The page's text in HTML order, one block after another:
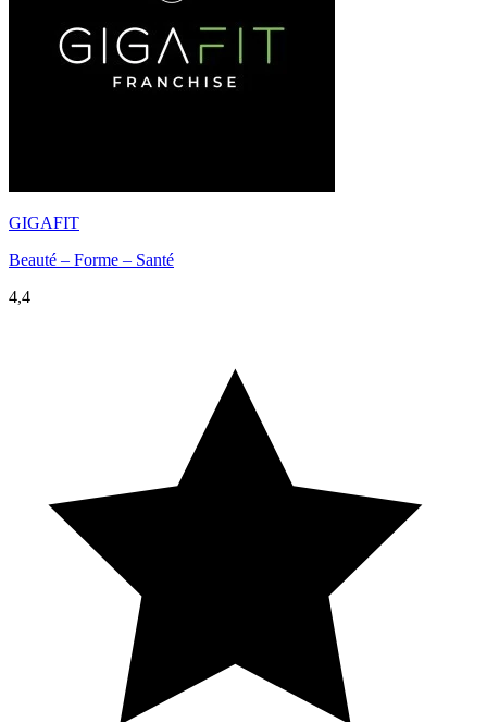
GIGAFIT
Beauté – Forme – Santé
4,4